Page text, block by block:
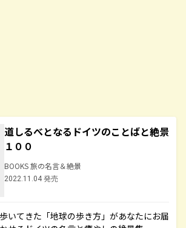
道しるべとなるドイツのことばと絶景
１００
BOOKS 旅の名言＆絶景
2022.11.04 発売
いてきた「地球の歩き方」があなたにお届